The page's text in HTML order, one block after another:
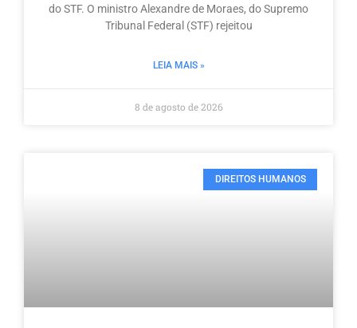
do STF. O ministro Alexandre de Moraes, do Supremo
Tribunal Federal (STF) rejeitou
LEIA MAIS »
8 de agosto de 2026
DIREITOS HUMANOS